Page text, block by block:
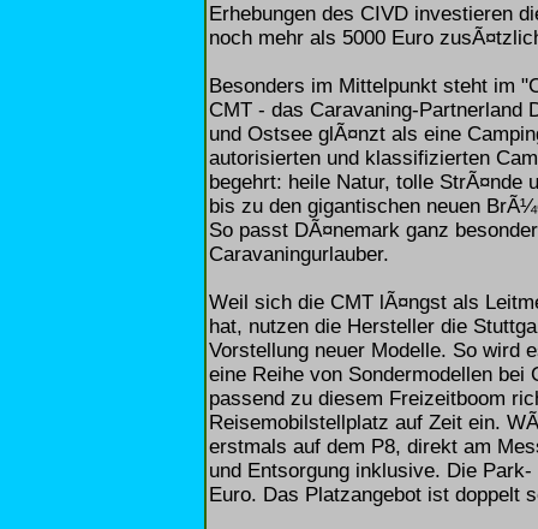
Erhebungen des CIVD investieren
noch mehr als 5000 Euro
Besonders im Mittelpunkt steht im
CMT - das Caravaning-Partnerland
und Ostsee glÃ¤nzt als eine
autorisierten und klassifizierten
begehrt: heile Natur, tolle StrÃ¤nde
bis zu den gigantischen neuen
So passt DÃ¤nemark ganz
Caravaningurlauber.
Weil sich die CMT lÃ¤ngst als
hat, nutzen die Hersteller die
Vorstellung neuer Modelle. So wird
eine Reihe von Sondermodellen bei
passend zu diesem Freizeitboom
Reisemobilstellplatz auf Zeit ein.
erstmals auf dem P8, direkt am
und Entsorgung inklusive. Die
Euro. Das Platzangebot ist doppelt